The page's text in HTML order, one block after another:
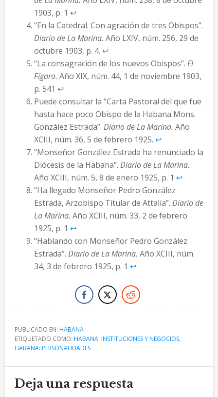
1903, p. 1 ↩︎
“En la Catedral. Con agración de tres Obispos”.
Diario de La Marina. Año LXIV, núm. 256, 29 de
octubre 1903, p. 4. ↩︎
“La consagración de los nuevos Obispos”. El
Fígaro. Año XIX, núm. 44, 1 de noviembre 1903,
p. 541 ↩︎
Puede consultar la “Carta Pastoral del que fue
hasta hace poco Obispo de la Habana Mons.
González Estrada”. Diario de La Marina. Año
XCIII, núm. 36, 5 de febrero 1925. ↩︎
“Monseñor González Estrada ha renunciado la
Diócesis de la Habana”. Diario de La Marina.
Año XCIII, núm. 5, 8 de enero 1925, p. 1 ↩︎
“Ha llegado Monseñor Pedro González
Estrada, Arzobispo Titular de Attalia”. Diario de
La Marina. Año XCIII, núm. 33, 2 de febrero
1925, p. 1 ↩︎
“Hablando con Monseñor Pedro González
Estrada”. Diario de La Marina. Año XCIII, núm.
34, 3 de febrero 1925, p. 1 ↩︎
PUBLICADO EN: HABANA
ETIQUETADO COMO: HABANA: INSTITUCIONES Y NEGOCIOS,
HABANA: PERSONALIDADES
Interacciones
con
Deja una respuesta